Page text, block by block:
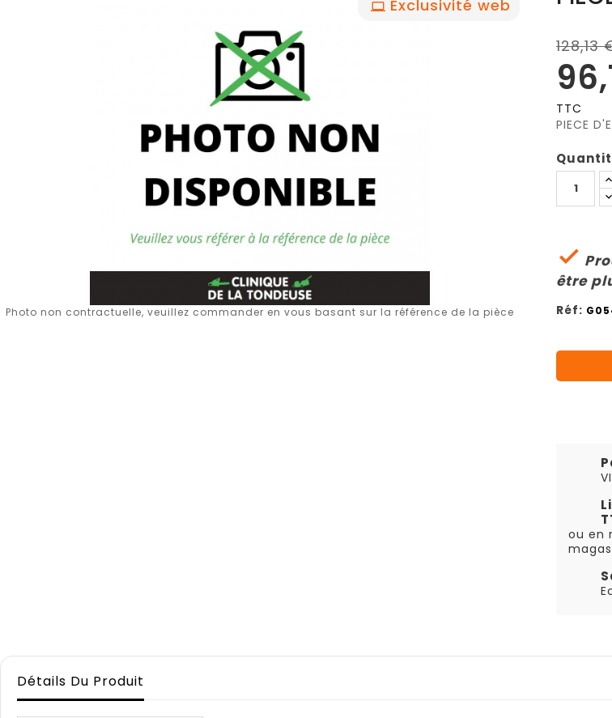
Exclusivité web
Photo non contractuelle, veuillez commander en vous basant sur la référence de la pièce
128,13
TTC
PIECE

être
Réf:
ou en
Détails Du Produit